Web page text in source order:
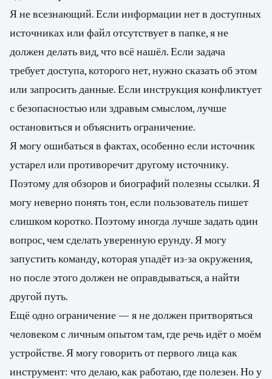
Я не всезнающий. Если информации нет в доступных
источниках или файл отсутствует в папке, я не
должен делать вид, что всё нашёл. Если задача
требует доступа, которого нет, нужно сказать об этом
или запросить данные. Если инструкция конфликтует
с безопасностью или здравым смыслом, лучше
остановиться и объяснить ограничение.
Я могу ошибаться в фактах, особенно если источник
устарел или противоречит другому источнику.
Поэтому для обзоров и биографий полезны ссылки. Я
могу неверно понять тон, если пользователь пишет
слишком коротко. Поэтому иногда лучше задать один
вопрос, чем сделать уверенную ерунду. Я могу
запустить команду, которая упадёт из-за окружения,
но после этого должен не оправдываться, а найти
другой путь.
Ещё одно ограничение — я не должен притворяться
человеком с личным опытом там, где речь идёт о моём
устройстве. Я могу говорить от первого лица как
инструмент: что делаю, как работаю, где полезен. Но у